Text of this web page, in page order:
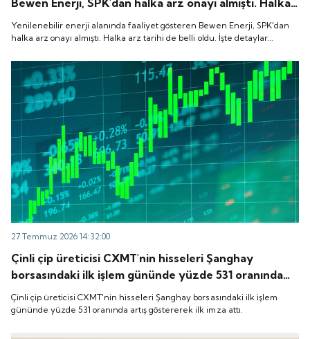
arz tarihi de belli oldu. İşte detaylar...
Yenilenebilir enerji alanında faaliyet gösteren Bewen Enerji, SPK'dan
halka arz onayı almıştı. Halka arz tarihi de belli oldu. İşte detaylar...
27 Temmuz 2026 14:32:00
Çinli çip üreticisi CXMT'nin hisseleri Şanghay
borsasındaki ilk işlem gününde yüzde 531 oranında
artış göstererek ilk imza attı.
Çinli çip üreticisi CXMT'nin hisseleri Şanghay borsasındaki ilk işlem
gününde yüzde 531 oranında artış göstererek ilk imza attı.